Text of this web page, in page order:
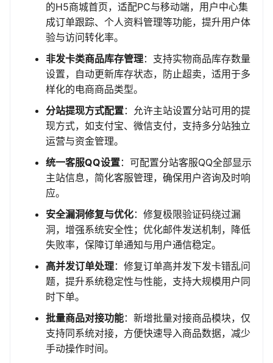
的H5商城首页，适配PC与移动端，用户中心集
成订单跟踪、个人资料管理等功能，提升用户体
验与访问转化率。
非发卡类商品库存管理：支持实物商品库存数量
设置，自动更新库存状态，防止超卖，适用于多
样化的电商商品类型。
分站提现方式配置：允许主站设置分站可用的提
现方式，如支付宝、微信支付，支持多分站独立
运营与资金管理。
统一客服QQ设置：可配置分站客服QQ全部显示
主站信息，简化客服管理，确保用户咨询及时响
应。
安全漏洞修复与优化：修复极限验证码绕过漏
洞，增强系统安全性；优化邮件发送机制，降低
失败率，保障订单通知与用户通信稳定。
高并发订单处理：修复订单高并发下发卡错乱问
题，提升系统稳定性与性能，支持大规模用户同
时下单。
批量商品对接功能：新增批量对接商品模块，仅
支持同系统对接，方便快速导入商品数据，减少
手动操作时间。